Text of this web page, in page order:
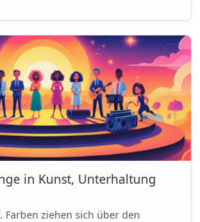
in Kunst, Unterhaltung
Farben ziehen sich über den